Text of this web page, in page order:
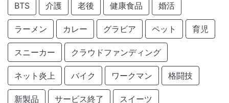
BTS 介護 老後 健康食品 婚活
ラーメン カレー グラビア ペット 育児
スニーカー クラウドファンディング
ネット炎上 バイク ワークマン 格闘技
新製品 サービス終了 スイーツ